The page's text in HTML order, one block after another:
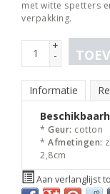
met witte spetters
verpakking.
+
-
Informatie
* Geur: cotton
* Afmetingen:
2,8cm
Aan verlanglijst